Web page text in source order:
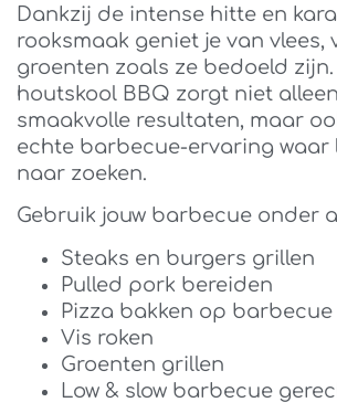
Dankzij de intense hitte en
rooksmaak geniet je van vlees,
groenten zoals ze bedoeld zijn.
houtskool BBQ zorgt niet
smaakvolle resultaten, maar
echte barbecue-ervaring waar
naar zoeken.
Gebruik jouw barbecue onder
Steaks en burgers grillen
Pulled pork bereiden
Pizza bakken op barbecue
Vis roken
Groenten grillen
Low & slow barbecue